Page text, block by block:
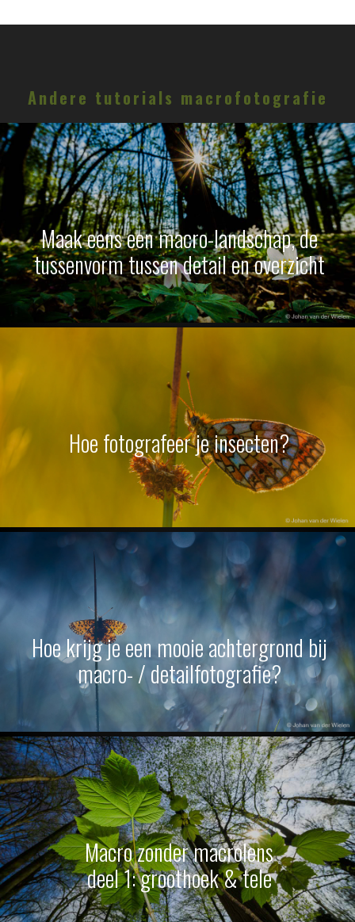
Andere tutorials macrofotografie
Maak eens een macro-landschap, de
tussenvorm tussen detail en overzicht
Hoe fotografeer je insecten?
Hoe krijg je een mooie achtergrond bij
macro- / detailfotografie?
Macro zonder macrolens
deel 1: groothoek & tele